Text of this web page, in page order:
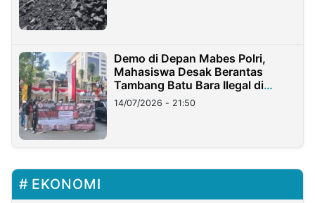
Demo di Depan Mabes Polri,
Mahasiswa Desak Berantas
Tambang Batu Bara Ilegal di
Lampung
14/07/2026 - 21:50
EKONOMI